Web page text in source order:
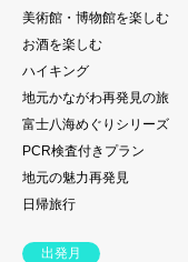
美術館・博物館を楽しむ
お酒を楽しむ
ハイキング
地元かながわ再発見の旅
富士八海めぐりシリーズ
PCR検査付きプラン
地元の魅力再発見
日帰旅行
出発月